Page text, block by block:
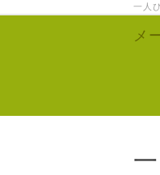
一人
メ